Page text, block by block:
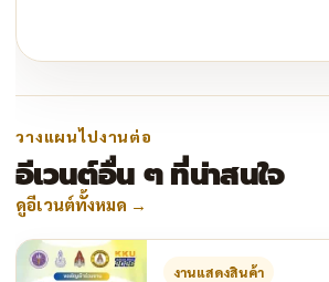
วางแผนไปงานต่อ
อีเวนต์อื่น ๆ ที่น่าสนใจ
ดูอีเวนต์ทั้งหมด →
งานแสดงสินค้า